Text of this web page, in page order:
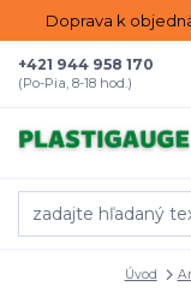
Doprava k
+421 944 958 170
(Po-Pia, 8-18 hod.)
Úvod